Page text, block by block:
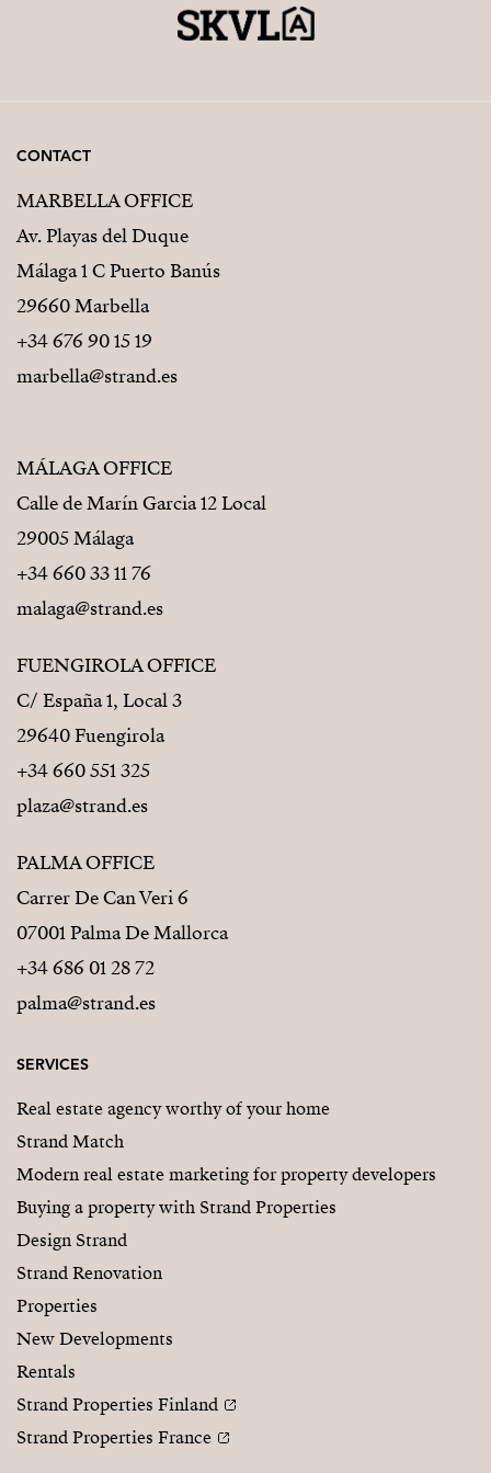
CONTACT
MARBELLA OFFICE
Av. Playas del Duque
Málaga 1 C Puerto Banús
29660 Marbella
+34 676 90 15 19
marbella@strand.es
MÁLAGA OFFICE
Calle de Marín Garcia 12 Local
29005 Málaga
+34 660 33 11 76
malaga@strand.es
FUENGIROLA OFFICE
C/ España 1, Local 3
29640 Fuengirola
+34 660 551 325
plaza@strand.es
PALMA OFFICE
Carrer De Can Veri 6
07001 Palma De Mallorca
+34 686 01 28 72
palma@strand.es
SERVICES
Real estate agency worthy of your home
Strand Match
Modern real estate marketing for property developers
Buying a property with Strand Properties
Design Strand
Strand Renovation
Properties
New Developments
Rentals
Strand Properties Finland
Strand Properties France